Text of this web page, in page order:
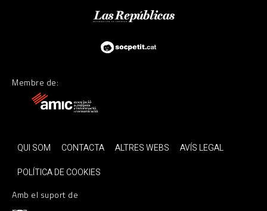
Membre de:
QUI SOM CONTACTA ALTRES WEBS
AVÍS LEGAL
POLÍTICA DE COOKIES
Amb el suport de